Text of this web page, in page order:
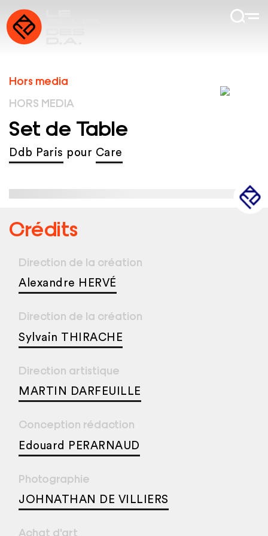
Hors media
HORS MEDIA
Set de Table
Ddb Paris pour Care
Crédits
Direction de la création
Alexandre HERVÉ
Direction de la création
Sylvain THIRACHE
Direction artistique
MARTIN DARFEUILLE
Conception rédaction
Edouard PERARNAUD
Photographie
JOHNATHAN DE VILLIERS
Achat d'art